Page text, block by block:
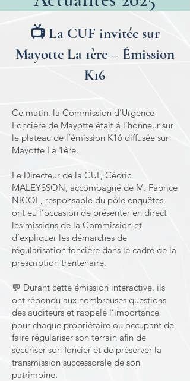
📺 La CUF invitée sur
Mayotte La 1ère – Émission
K16
Ce matin, la Commission d’Urgence
Foncière de Mayotte était à l’honneur sur
le plateau de l’émission K16 diffusée sur
Mayotte La 1ère.
Le Directeur de la CUF, Cédric
MALEYSSON, accompagné de M. Fabrice
NICOL, responsable du pôle enquêtes,
ont eu l’occasion de présenter en direct
les missions de la Commission et
d’expliquer les démarches de
régularisation foncière dans le cadre de la
prescription trentenaire.
💬 Durant cette émission interactive, ils
ont répondu aux nombreuses questions
des auditeurs et rappelé l’importance
pour chaque propriétaire ou occupant de
faire régulariser son terrain afin de
sécuriser son foncier et de préserver la
transmission successorale de son
patrimoine.